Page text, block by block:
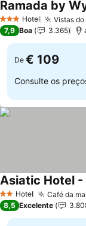
3 EstrelasHotel Vistas
Ramada by
7,9 Boa 3.365
De € 109
Consulte os
2 Estrelas
Hotel Café da
Asiatic Hotel -
8,5 Excelente